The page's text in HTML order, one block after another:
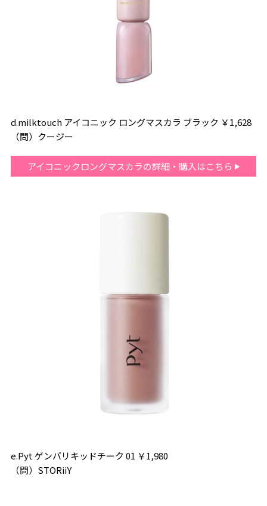
d.milktouch アイコニック ロングマスカラ ブラック ￥1,628
（問）クージー
アイコニックロングマスカラの詳細・購入はこちら
e.Pyt ゲンバリキッドチーク 01 ￥1,980
（問）STORiiY